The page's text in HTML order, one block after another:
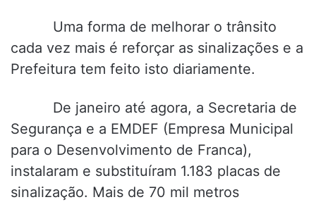
Uma forma de melhorar o trânsito
cada vez mais é reforçar as sinalizações e a
Prefeitura tem feito isto diariamente.
De janeiro até agora, a Secretaria de
Segurança e a EMDEF (Empresa Municipal
para o Desenvolvimento de Franca),
instalaram e substituíram 1.183 placas de
sinalização. Mais de 70 mil metros